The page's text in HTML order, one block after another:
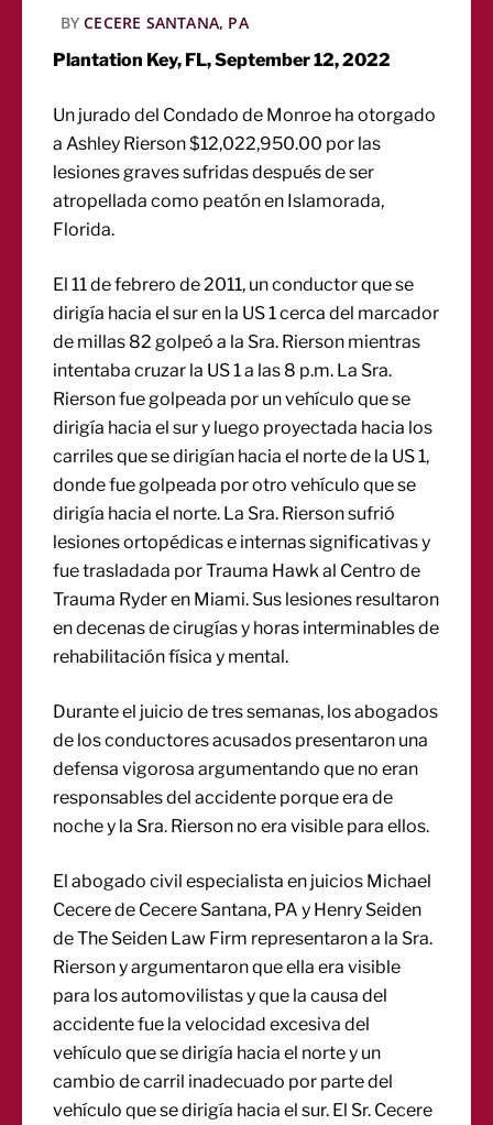
BY CECERE SANTANA, PA
Plantation Key, FL, September 12, 2022
Un jurado del Condado de Monroe ha otorgado
a Ashley Rierson $12,022,950.00 por las
lesiones graves sufridas después de ser
atropellada como peatón en Islamorada,
Florida.
El 11 de febrero de 2011, un conductor que se
dirigía hacia el sur en la US 1 cerca del marcador
de millas 82 golpeó a la Sra. Rierson mientras
intentaba cruzar la US 1 a las 8 p.m. La Sra.
Rierson fue golpeada por un vehículo que se
dirigía hacia el sur y luego proyectada hacia los
carriles que se dirigían hacia el norte de la US 1,
donde fue golpeada por otro vehículo que se
dirigía hacia el norte. La Sra. Rierson sufrió
lesiones ortopédicas e internas significativas y
fue trasladada por Trauma Hawk al Centro de
Trauma Ryder en Miami. Sus lesiones resultaron
en decenas de cirugías y horas interminables de
rehabilitación física y mental.
Durante el juicio de tres semanas, los abogados
de los conductores acusados ​​presentaron una
defensa vigorosa argumentando que no eran
responsables del accidente porque era de
noche y la Sra. Rierson no era visible para ellos.
El abogado civil especialista en juicios Michael
Cecere de Cecere Santana, PA y Henry Seiden
de The Seiden Law Firm representaron a la Sra.
Rierson y argumentaron que ella era visible
para los automovilistas y que la causa del
accidente fue la velocidad excesiva del
vehículo que se dirigía hacia el norte y un
cambio de carril inadecuado por parte del
vehículo que se dirigía hacia el sur. El Sr. Cecere